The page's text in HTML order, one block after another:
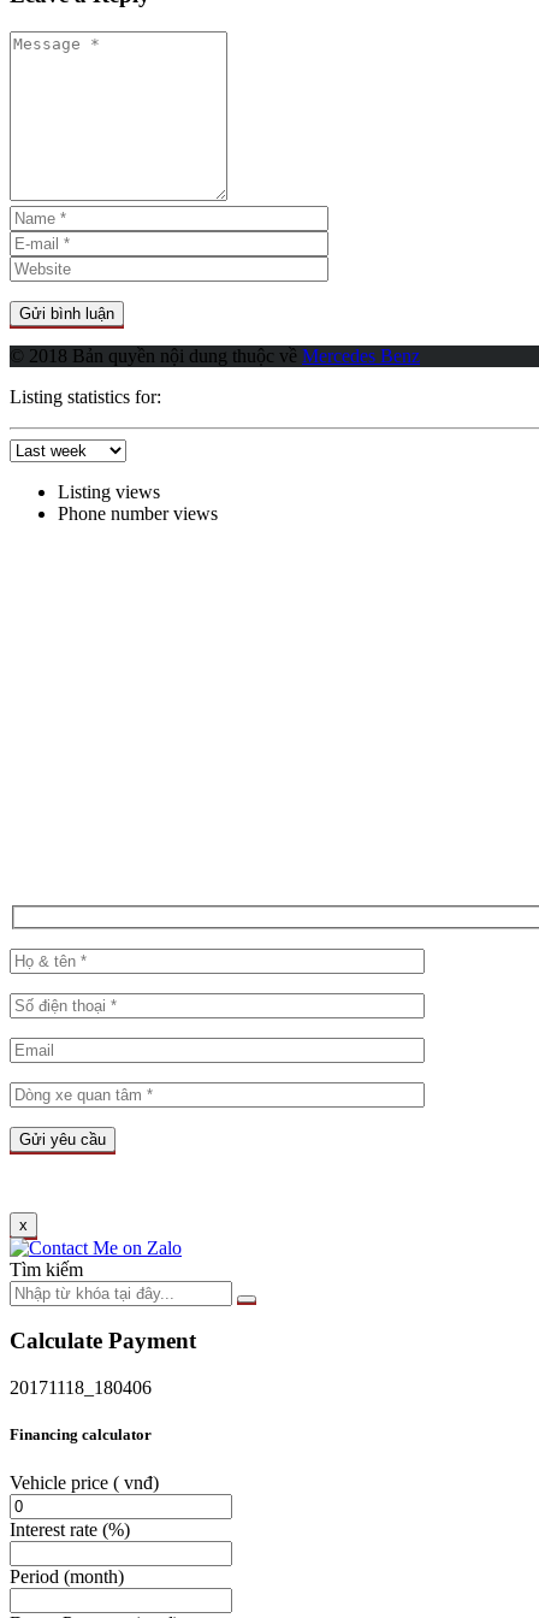
© 2018 Bản quyền nội dung thuộc về Mercedes Benz
Listing statistics for:
Listing views
Phone number views
x
Tìm kiếm
Calculate Payment
20171118_180406
Financing calculator
Vehicle price ( vnđ)
Interest rate (%)
Period (month)